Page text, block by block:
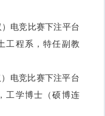
电竞比赛下注平台
工程系，特任副教
电竞比赛下注平台
工学博士（硕博连